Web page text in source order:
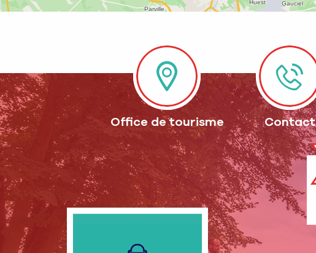
Office de tourisme Contact